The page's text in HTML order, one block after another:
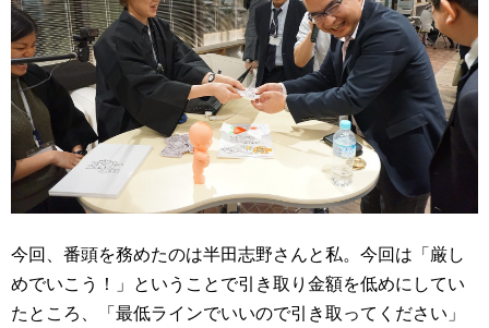
今回、番頭を務めたのは半田志野さんと私。今回は「厳し
めでいこう！」ということで引き取り金額を低めにしてい
たところ、「最低ラインでいいので引き取ってください」